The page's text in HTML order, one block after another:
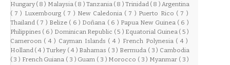
Hungary ( 8 ) Malaysia ( 8 ) Tanzania ( 8 ) Trinidad ( 8 )Argentina
( 7 ) Luxembourg ( 7 ) New Caledonia ( 7 ) Puerto Rico ( 7 )
Thailand ( 7 ) Belize ( 6 ) Doñana ( 6 ) Papua New Guinea ( 6 )
Philippines ( 6 ) Dominican Republic ( 5 ) Equatorial Guinea ( 5 )
Cameroon ( 4 ) Cayman Islands ( 4 ) French Polynesia ( 4 )
Holland ( 4 )Turkey ( 4 ) Bahamas ( 3 ) Bermuda ( 3 ) Cambodia
( 3 ) French Guiana ( 3 ) Guam ( 3 ) Morocco ( 3 ) Myanmar ( 3 )